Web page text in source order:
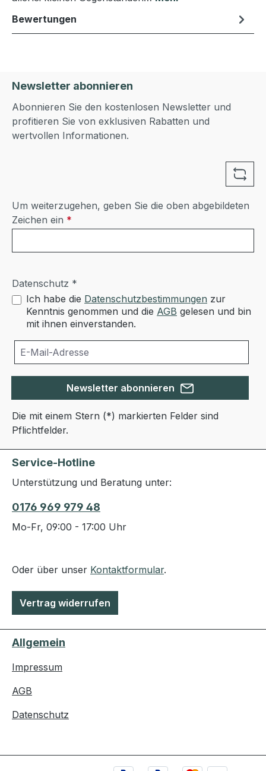
Bewertungen
Newsletter abonnieren
Abonnieren Sie den kostenlosen Newsletter und
profitieren Sie von exklusiven Rabatten und
wertvollen Informationen.
Um weiterzugehen, geben Sie die oben abgebildeten
Zeichen ein *
Datenschutz *
Ich habe die Datenschutzbestimmungen zur
Kenntnis genommen und die AGB gelesen und bin
mit ihnen einverstanden.
Newsletter abonnieren
Die mit einem Stern (*) markierten Felder sind
Pflichtfelder.
Service-Hotline
Unterstützung und Beratung unter:
0176 969 979 48
Mo-Fr, 09:00 - 17:00 Uhr
Oder über unser Kontaktformular.
Vertrag widerrufen
Allgemein
Impressum
AGB
Datenschutz